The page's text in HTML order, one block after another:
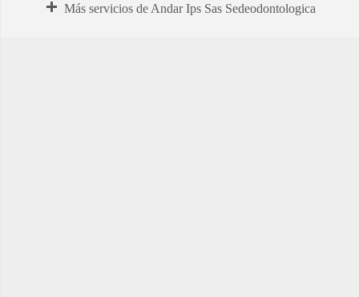
Más servicios de Andar Ips Sas Sedeodontologica